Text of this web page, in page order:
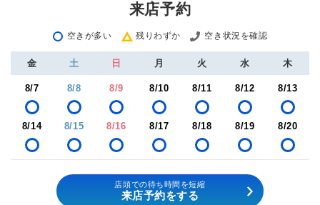
来店予約
空きが多い 残りわずか 空き状況を確認
金 土 日 月 火 水 木
8/7 8/8 8/9 8/10 8/11 8/12 8/13
8/14 8/15 8/16 8/17 8/18 8/19 8/20
店頭での待ち時間を短縮
来店予約をする